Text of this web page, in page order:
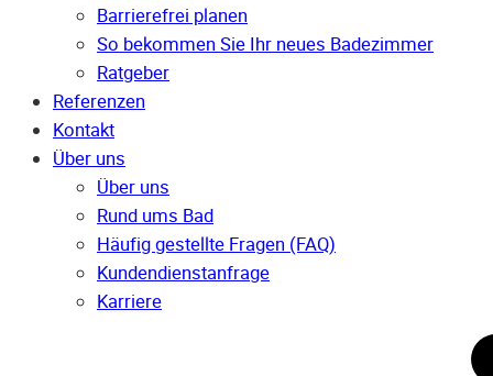
Barrierefrei planen
So bekommen Sie Ihr neues Badezimmer
Ratgeber
Referenzen
Kontakt
Über uns
Über uns
Rund ums Bad
Häufig gestellte Fragen (FAQ)
Kunden­dienst­anfrage
Karriere